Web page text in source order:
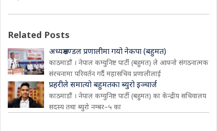
Related Posts
अध्यक्षमण्डल प्रणालीमा गयो नेकपा (बहुमत)
काठमाडौं । नेपाल कम्युनिष्ट पार्टी (बहुमत) ले आफ्नो संगठनात्मक
संरचनामा परिवर्तन गर्दै महासचिव प्रणालीलाई
प्रहरीले समात्यो बहुमतका ब्युरो इञ्चार्ज
काठमाडौं । नेपाल कम्युनिष्ट पार्टी (बहुमत) का केन्द्रीय सचिवालय
सदस्य तथा ब्युरो नम्बर–५ का